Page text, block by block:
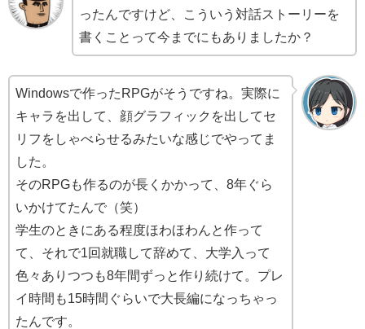
ったんですけど、こういう対話ストーリーを
書くことって今までにもありましたか？
Windowsで作ったRPGがそうですね。実際に
キャラを出して、顔グラフィックを出してセ
リフをしゃべらせるみたいな感じでやってま
した。
そのRPGも作るのが長くかかって、8年ぐら
いかけてたんで（笑）
学生のときにある程度ほわほわんと作って
て、それで1回就職して辞めて、大学入って
色々ありつつも8年間ずっと作り続けて。プレ
イ時間も15時間ぐらいで大長編になっちゃっ
たんです。